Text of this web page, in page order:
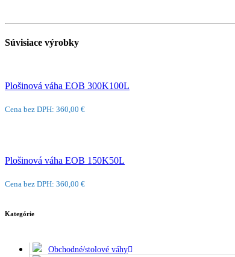
Súvisiace výrobky
Plošinová váha EOB 300K100L
Cena bez DPH: 360,00 €
Plošinová váha EOB 150K50L
Cena bez DPH: 360,00 €
Kategórie
Obchodné/stolové váhy